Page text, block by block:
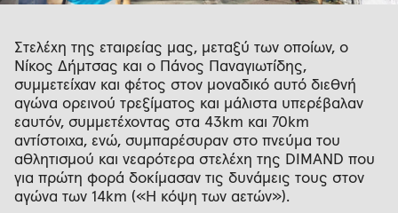
Στελέχη της εταιρείας μας, μεταξύ των οποίων, ο
Νίκος Δήμτσας και ο Πάνος Παναγιωτίδης,
συμμετείχαν και φέτος στον μοναδικό αυτό διεθνή
αγώνα ορεινού τρεξίματος και μάλιστα υπερέβαλαν
εαυτόν, συμμετέχοντας στα 43km και 70km
αντίστοιχα, ενώ, συμπαρέσυραν στο πνεύμα του
αθλητισμού και νεαρότερα στελέχη της DIMAND που
για πρώτη φορά δοκίμασαν τις δυνάμεις τους στον
αγώνα των 14km («Η κόψη των αετών»).